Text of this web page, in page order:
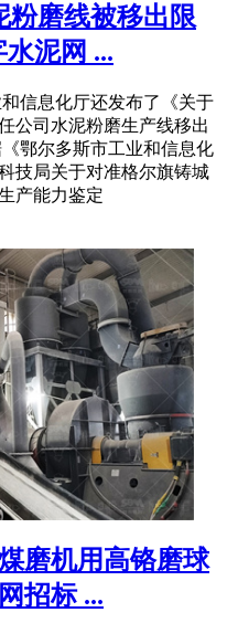
粉磨线被移出限
泥网 ...
信息化厅还发布了《关于
公司水泥粉磨生产线移出
鄂尔多斯市工业和信息化
技局关于对准格尔旗铸城
产能力鉴定
磨机用高铬磨球
招标 ...